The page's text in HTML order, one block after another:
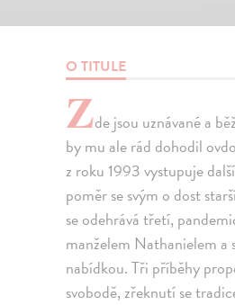
O TITULE
Zde jsou uznávané a
by mu ale rád dohodil
z roku 1993 vystupuje
poměr se svým o dost
se odehrává třetí,
manželem Nathanielem a
nabídkou. Tři příběhy
svobodě, zřeknutí se